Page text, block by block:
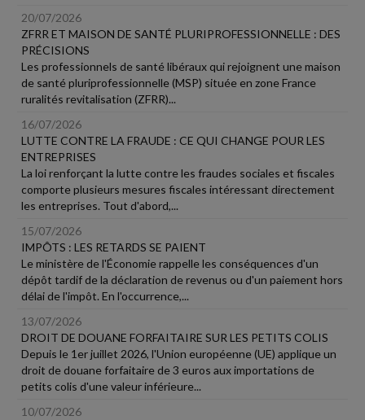
20/07/2026
ZFRR ET MAISON DE SANTÉ PLURIPROFESSIONNELLE : DES
PRÉCISIONS
Les professionnels de santé libéraux qui rejoignent une maison
de santé pluriprofessionnelle (MSP) située en zone France
ruralités revitalisation (ZFRR)...
16/07/2026
LUTTE CONTRE LA FRAUDE : CE QUI CHANGE POUR LES
ENTREPRISES
La loi renforçant la lutte contre les fraudes sociales et fiscales
comporte plusieurs mesures fiscales intéressant directement
les entreprises. Tout d'abord,...
15/07/2026
IMPÔTS : LES RETARDS SE PAIENT
Le ministère de l'Économie rappelle les conséquences d'un
dépôt tardif de la déclaration de revenus ou d'un paiement hors
délai de l'impôt. En l'occurrence,...
13/07/2026
DROIT DE DOUANE FORFAITAIRE SUR LES PETITS COLIS
Depuis le 1er juillet 2026, l'Union européenne (UE) applique un
droit de douane forfaitaire de 3 euros aux importations de
petits colis d'une valeur inférieure...
10/07/2026